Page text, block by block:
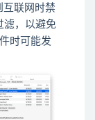
互联网时禁
滤，以避免
时可能发